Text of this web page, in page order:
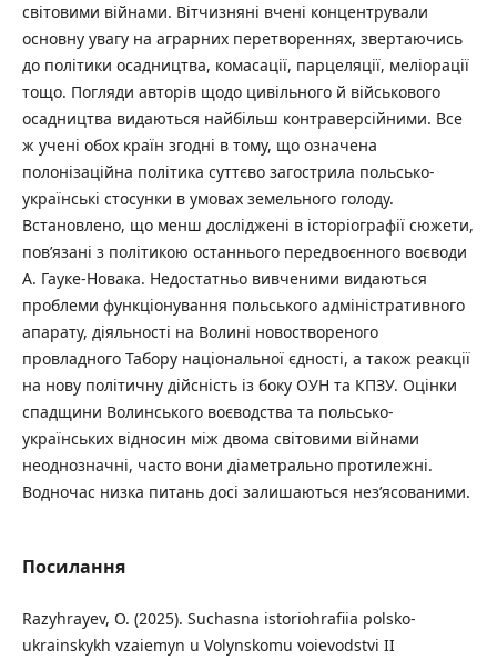
світовими війнами. Вітчизняні вчені концентрували
основну увагу на аграрних перетвореннях, звертаючись
до політики осадництва, комасації, парцеляції, меліорації
тощо. Погляди авторів щодо цивільного й військового
осадництва видаються найбільш контраверсійними. Все
ж учені обох країн згодні в тому, що означена
полонізаційна політика суттєво загострила польсько-
українські стосунки в умовах земельного голоду.
Встановлено, що менш досліджені в історіографії сюжети,
пов’язані з політикою останнього передвоєнного воєводи
А. Гауке-Новака. Недостатньо вивченими видаються
проблеми функціонування польського адміністративного
апарату, діяльності на Волині новоствореного
провладного Табору національної єдності, а також реакції
на нову політичну дійсність із боку ОУН та КПЗУ. Оцінки
спадщини Волинського воєводства та польсько-
українських відносин між двома світовими війнами
неоднозначні, часто вони діаметрально протилежні.
Водночас низка питань досі залишаються нез’ясованими.
Посилання
Razyhrayev, O. (2025). Suchasna istoriohrafiia polsko-
ukrainskykh vzaiemyn u Volynskomu voievodstvi II